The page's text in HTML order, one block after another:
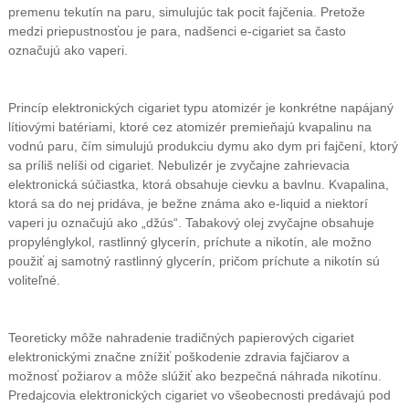
premenu tekutín na paru, simulujúc tak pocit fajčenia. Pretože
medzi priepustnosťou je para, nadšenci e-cigariet sa často
označujú ako vaperi.
Princíp elektronických cigariet typu atomizér je konkrétne napájaný
lítiovými batériami, ktoré cez atomizér premieňajú kvapalinu na
vodnú paru, čím simulujú produkciu dymu ako dym pri fajčení, ktorý
sa príliš nelíši od cigariet. Nebulizér je zvyčajne zahrievacia
elektronická súčiastka, ktorá obsahuje cievku a bavlnu. Kvapalina,
ktorá sa do nej pridáva, je bežne známa ako e-liquid a niektorí
vaperi ju označujú ako „džús“. Tabakový olej zvyčajne obsahuje
propylénglykol, rastlinný glycerín, príchute a nikotín, ale možno
použiť aj samotný rastlinný glycerín, pričom príchute a nikotín sú
voliteľné.
Teoreticky môže nahradenie tradičných papierových cigariet
elektronickými značne znížiť poškodenie zdravia fajčiarov a
možnosť požiarov a môže slúžiť ako bezpečná náhrada nikotínu.
Predajcovia elektronických cigariet vo všeobecnosti predávajú pod